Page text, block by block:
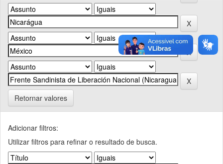
Retornar valores
Adicionar filtros:
Utilizar filtros para refinar o resultado de busca.